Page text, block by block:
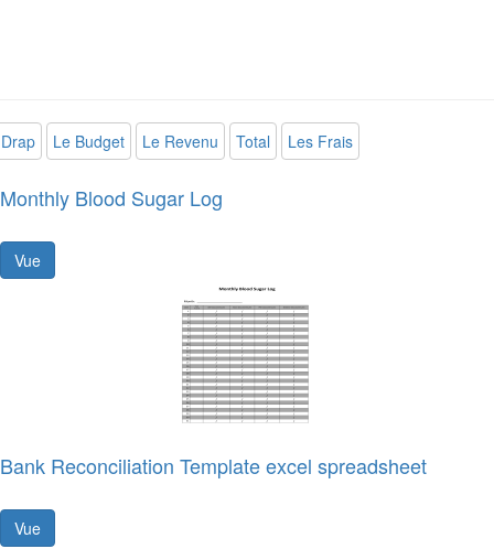
Drap Le Budget Le Revenu Total Les Frais
Monthly Blood Sugar Log
Vue
Bank Reconciliation Template excel spreadsheet
Vue